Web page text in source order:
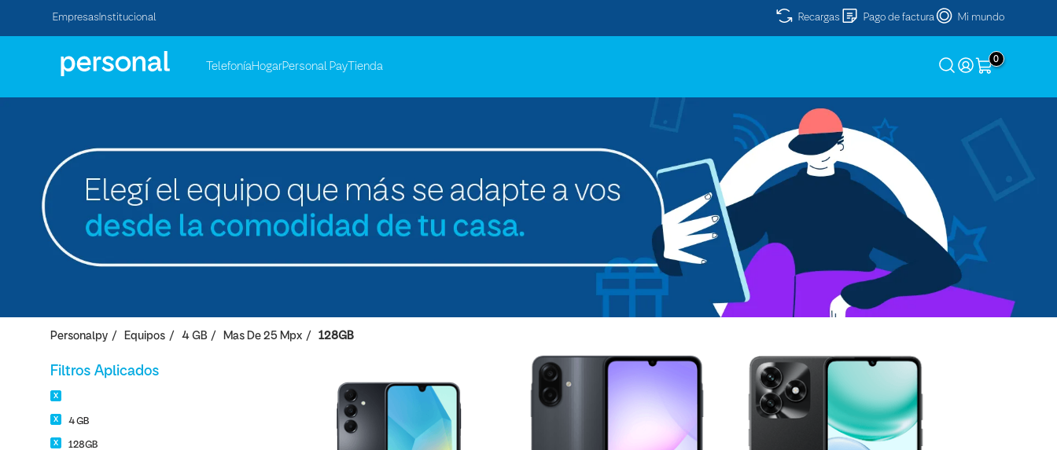
Empresas Institucional Recargas Pago de factura Mi mundo
TelefoníaHogarPersonal Pay Tienda
0
Personalpy Equipos 4 GB Mas De 25 Mpx 128GB
Filtros Aplicados
4 GB
128GB